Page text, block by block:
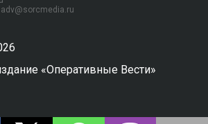
«Оперативные Вести»